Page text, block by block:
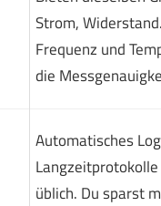
Strom,
Frequenz und
die
Automatisches
üblich. Du sparst